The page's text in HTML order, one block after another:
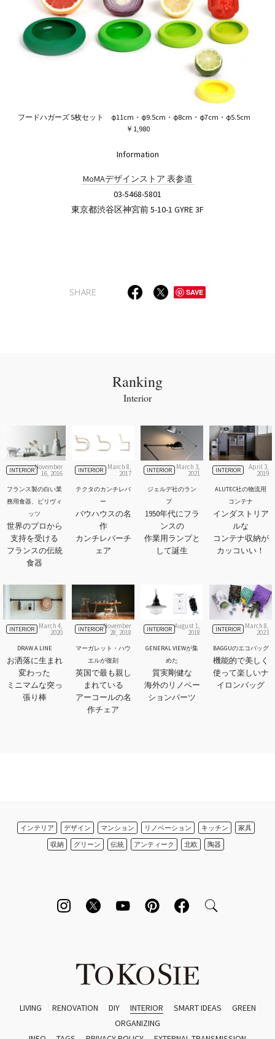
フードハガーズ 5枚セット φ11cm・φ9.5cm・φ8cm・φ7cm・φ5.5cm
￥1,980
Information
MoMAデザインストア 表参道
03-5468-5801
東京都渋谷区神宮前 5-10-1 GYRE 3F
SHARE SAVE
Ranking
Interior
INTERIORNovember
16, 2016
フランス製の白い業
務用食器、ピリヴィ
ッツ
世界のプロから
支持を受ける
フランスの伝統
食器
INTERIOR March 8,
2017
テクタのカンチレバ
ー
バウハウスの名
作
カンチレバーチ
ェア
INTERIOR March 3,
2021
ジェルデ社のラン
プ
1950年代にフラ
ンスの
作業用ランプと
して誕生
INTERIOR April 3,
2019
ALUTEC社の物流用
コンテナ
インダストリア
ルな
コンテナ収納が
カッコいい！
INTERIOR March 4,
2020
DRAW A LINE
お洒落に生まれ
変わった
ミニマムな突っ
張り棒
INTERIORNovember
28, 2018
マーガレット・ハウ
エルが復刻
英国で最も親し
まれている
アーコールの名
作チェア
INTERIOR August 1,
2018
GENERAL VIEWが集
めた
質実剛健な
海外のリノベー
ションパーツ
INTERIOR March 8,
2023
BAGGUのエコバッグ
機能的で美しく
使って楽しいナ
イロンバッグ
インテリア デザイン マンション リノベーション キッチン
家具
収納
グリーン 伝統 アンティーク 北欧 陶器
LIVING RENOVATION DIY INTERIOR SMART IDEAS
GREEN
ORGANIZING